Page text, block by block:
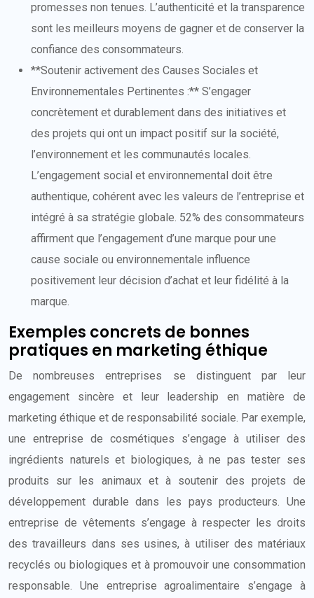
promesses non tenues. L’authenticité et la transparence
sont les meilleurs moyens de gagner et de conserver la
confiance des consommateurs.
**Soutenir activement des Causes Sociales et
Environnementales Pertinentes :** S’engager
concrètement et durablement dans des initiatives et
des projets qui ont un impact positif sur la société,
l’environnement et les communautés locales.
L’engagement social et environnemental doit être
authentique, cohérent avec les valeurs de l’entreprise et
intégré à sa stratégie globale. 52% des consommateurs
affirment que l’engagement d’une marque pour une
cause sociale ou environnementale influence
positivement leur décision d’achat et leur fidélité à la
marque.
Exemples concrets de bonnes
pratiques en marketing éthique
De nombreuses entreprises se distinguent par leur
engagement sincère et leur leadership en matière de
marketing éthique et de responsabilité sociale. Par exemple,
une entreprise de cosmétiques s’engage à utiliser des
ingrédients naturels et biologiques, à ne pas tester ses
produits sur les animaux et à soutenir des projets de
développement durable dans les pays producteurs. Une
entreprise de vêtements s’engage à respecter les droits
des travailleurs dans ses usines, à utiliser des matériaux
recyclés ou biologiques et à promouvoir une consommation
responsable. Une entreprise agroalimentaire s’engage à